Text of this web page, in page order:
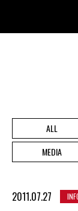
ALL
MEDIA
2011.07.27